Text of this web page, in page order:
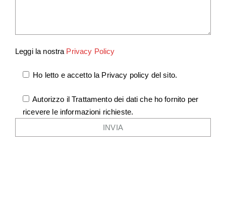
Leggi la nostra Privacy Policy
Ho letto e accetto la Privacy policy del sito.
Autorizzo il Trattamento dei dati che ho fornito per
ricevere le informazioni richieste.